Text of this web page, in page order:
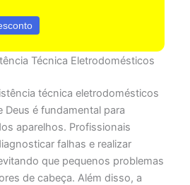
Técnica Eletrodomésticos
técnica eletrodomésticos
Deus é fundamental para
aparelhos. Profissionais
falhas e realizar
que pequenos problemas
de cabeça. Além disso, a